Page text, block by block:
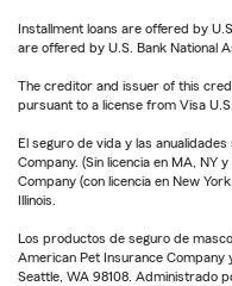
Installment loans are offered by
are offered by U.S. Bank National
The creditor and issuer of this
pursuant to a license from Visa
El seguro de vida y las
Company. (Sin licencia en MA, NY
Company (con licencia en New
Illinois.
Los productos de seguro de
American Pet Insurance Company
Seattle, WA 98108. Administrado